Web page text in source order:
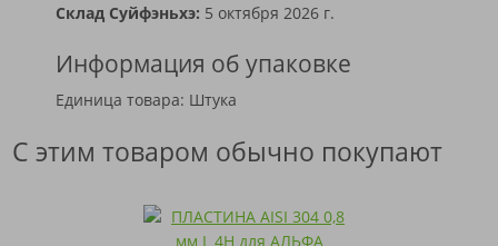
Склад Суйфэньхэ: 5 октября 2026 г.
Информация об упаковке
Единица товара: Штука
С этим товаром обычно покупают